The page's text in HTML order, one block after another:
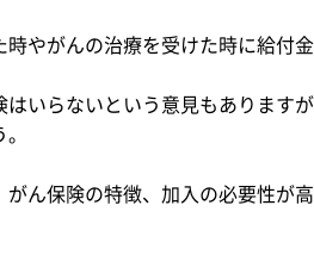
やがんの治療を受けた時に給付
いらないという意見もあります
ん保険の特徴、加入の必要性が